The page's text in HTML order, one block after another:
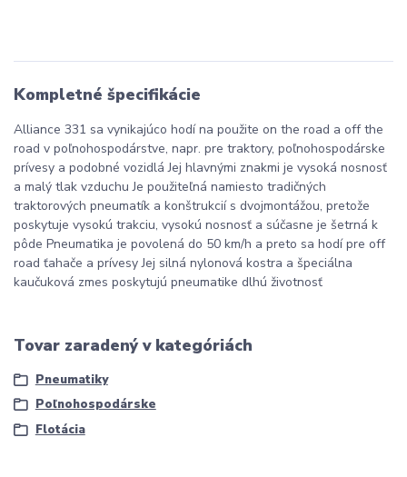
Kompletné špecifikácie
Alliance 331 sa vynikajúco hodí na použite on the road a off the
road v poľnohospodárstve, napr. pre traktory, poľnohospodárske
prívesy a podobné vozidlá Jej hlavnými znakmi je vysoká nosnosť
a malý tlak vzduchu Je použiteľná namiesto tradičných
traktorových pneumatík a konštrukcií s dvojmontážou, pretože
poskytuje vysokú trakciu, vysokú nosnosť a súčasne je šetrná k
pôde Pneumatika je povolená do 50 km/h a preto sa hodí pre off
road ťahače a prívesy Jej silná nylonová kostra a špeciálna
kaučuková zmes poskytujú pneumatike dlhú životnosť
Tovar zaradený v kategóriách
Pneumatiky
Poľnohospodárske
Flotácia